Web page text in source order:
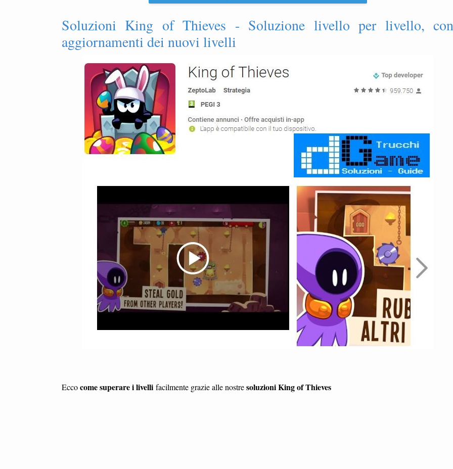
Soluzioni King of Thieves - Soluzione livello per livello, con
aggiornamenti dei nuovi livelli
Eccocome superare i livelli facilmente grazie alle nostresoluzioni King of Thieves